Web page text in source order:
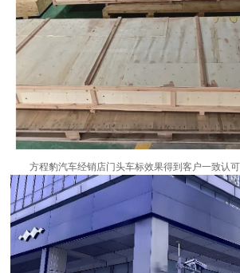
方程豹汽车经销店门头车标效果得到客户一致认可